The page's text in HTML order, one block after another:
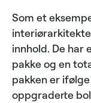
Som et
innhold. De har
pakke og en
pakken er
oppgraderte